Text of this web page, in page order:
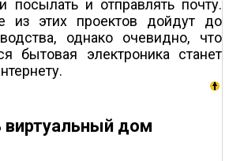
посылать и отправлять почту.
из этих проектов дойдут до
однако очевидно, что
бытовая электроника станет
виртуальный дом